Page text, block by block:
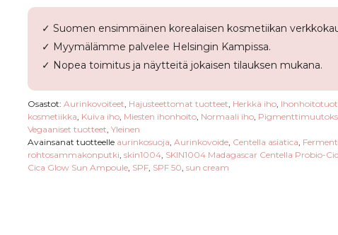
Sun
Ampoule
määrä
✓ Suomen ensimmäinen korealaisen kosmetiikan
✓ Myymälämme palvelee Helsingin Kampissa.
✓ Nopea toimitus ja näytteitä jokaisen tilauksen mukana.
Osastot: Aurinkovoiteet Hajusteettomat tuotteet Herkkä iho,
kosmetiikka Kuiva iho, Miesten ihonhoito, Normaali iho,
Vegaaniset tuotteet Yleinen
Avainsanat tuotteelle aurinkosuoja Aurinkovoide, Centella asiatica
rohtosammakonputki skin1004, SKIN1004 Madagascar Centella Probio-
Cica Glow Sun Ampoule, SPF, SPF 50 sun cream